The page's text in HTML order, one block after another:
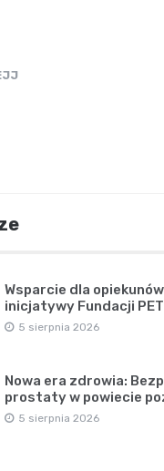
Wsparcie dla
inicjatywy Fundacji
5 sierpnia 2026
Nowa era zdrowia:
prostaty w powiecie
5 sierpnia 2026